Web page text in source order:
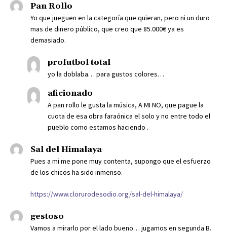
Pan Rollo
Yo que jueguen en la categoría que quieran, pero ni un duro
mas de dinero público, que creo que 85.000€ ya es
demasiado.
profutbol total
yo la doblaba… para gustos colores…
aficionado
A pan rollo le gusta la música, A MI NO, que pague la
cuota de esa obra faraónica el solo y no entre todo el
pueblo como estamos haciendo .
Sal del Himalaya
Pues a mi me pone muy contenta, supongo que el esfuerzo
de los chicos ha sido inmenso.
https://www.clorurodesodio.org/sal-del-himalaya/
gestoso
Vamos a mirarlo por el lado bueno… jugamos en segunda B.